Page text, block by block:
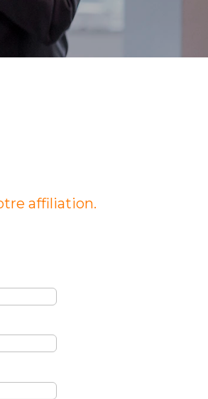
affiliation.